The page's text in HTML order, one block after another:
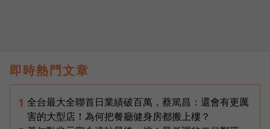
即時熱門文章
1 全台最大全聯首日業績破百萬，蔡篤昌：還會有更厲
害的大型店！為何把餐廳健身房都搬上樓？